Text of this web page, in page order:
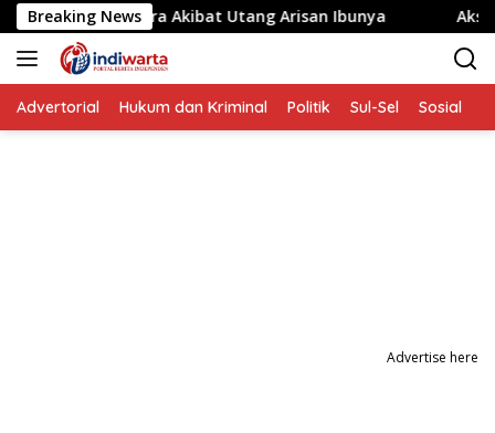
Langsung
ke
konten
Breaking News
Akibat Utang Arisan Ibunya Aksi Penyerangan
Advertorial Hukum dan Kriminal Politik Sul-Sel Sosial
Advertise here